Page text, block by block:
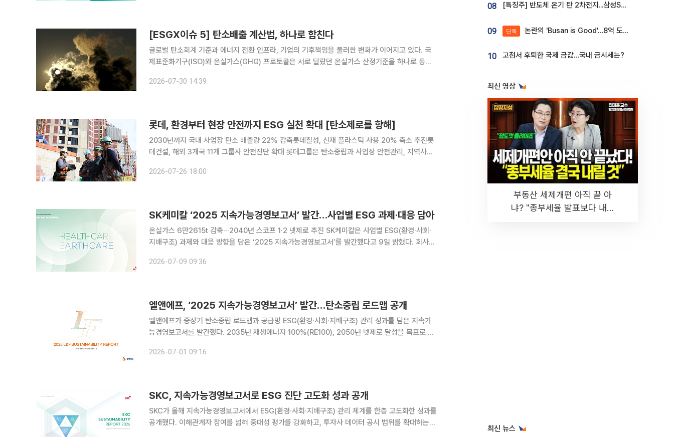
[ESGX이슈 5] 탄소배출 계산법, 하나로 합친다
글로벌 탄소회계 기준과 에너지 전환 인프라, 기업의 기후책임을 둘러싼 변화가 이어지고 있다. 국
제표준화기구(ISO)와 온실가스(GHG) 프로토콜은 서로 달랐던 온실가스 산정기준을 하나로 통합
제한이 발생했고 미국에서는 AI 데이터센터의 대기오염과 주민 건강 문제가
2026-07-30 14:39
롯데, 환경부터 현장 안전까지 ESG 실천 확대 [탄소제로를 향해]
2030년까지 국내 사업장 탄소 배출량 22% 감축롯데칠성, 신재 플라스틱 사용 20% 축소 추진롯
데건설, 해외 3개국 11개 그룹사 안전진단 확대 롯데그룹은 탄소중립과 사업장 안전관리, 지역사회
로 '탄소중립 로드맵 2.0'을 추진하고 있다. 2018년
2026-07-26 18:00
SK케미칼 ‘2025 지속가능경영보고서’ 발간…사업별 ESG 과제·대응 담아
온실가스 6만2615t 감축···2040년 스코프 1·2 넷제로 추진 SK케미칼은 사업별 ESG(환경·사회·
지배구조) 과제와 대응 방향을 담은 ‘2025 지속가능경영보고서’를 발간했다고 9일 밝혔다. 회사는
준으로 확대해 주요 사업과 함께 종속회사별 특성까지
2026-07-09 09:36
엘앤에프, ‘2025 지속가능경영보고서’ 발간…탄소중립 로드맵 공개
엘앤에프가 중장기 탄소중립 로드맵과 공급망 ESG(환경·사회·지배구조) 관리 성과를 담은 지속가
능경영보고서를 발간했다. 2035년 재생에너지 100%(RE100), 2050년 넷제로 달성을 목표로 세
요 성과를 담은 ‘2025 지속가능경영보고서’를 발간했
2026-07-01 09:16
SKC, 지속가능경영보고서로 ESG 진단 고도화 성과 공개
SKC가 올해 지속가능경영보고서에서 ESG(환경·사회·지배구조) 관리 체계를 한층 고도화한 성과를
공개했다. 이해관계자 참여를 넓혀 중대성 평가를 강화하고, 투자사 데이터 공시 범위를 확대하는
08 [특징주] 반도체 온기 탄 2차전지...삼성SDI, 장 초반 7% 넘게 껑충
09 단독 논란의 'Busan is Good'…8억 도시브랜드, 용산 대통령실 CI 업체가 수행
10 고점서 후퇴한 국제 금값…국내 금시세는?
최신 영상
부동산 세제개편 아직 끝 아
냐? "종부세율 발표보다 내릴
최신 뉴스